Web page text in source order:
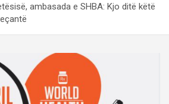
ambasada e SHBA: Kjo ditë këtë